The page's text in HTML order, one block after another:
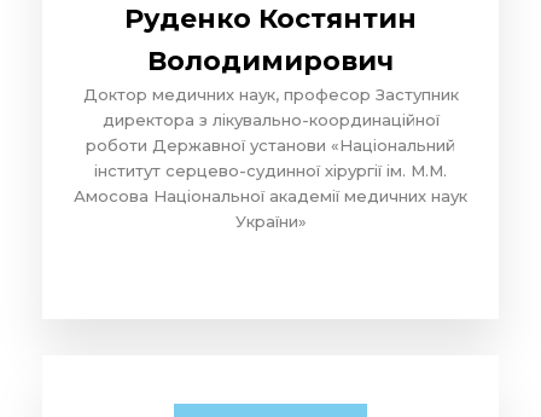
Руденко Костянтин
Володимирович
Доктор медичних наук, професор Заступник
директора з лікувально-координаційної
роботи Державної установи «Національний
інститут серцево-судинної хірургії ім. М.М.
Амосова Національної академії медичних наук
України»